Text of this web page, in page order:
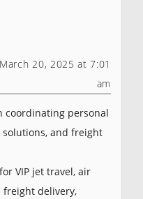
March 20, 2025 at 7:01
am
coordinating personal
and freight
VIP jet travel, air
freight delivery,